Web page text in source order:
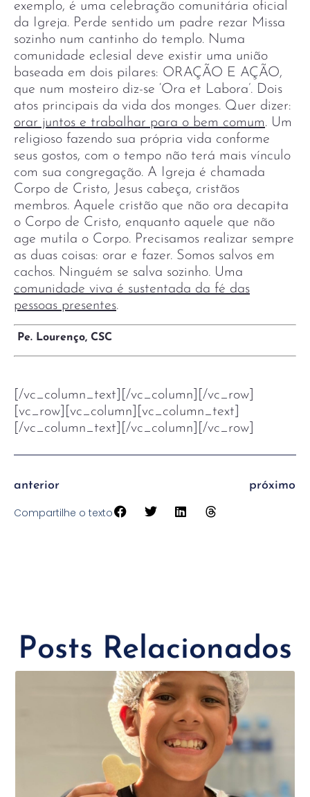
exemplo, é uma celebração comunitária oficial
da Igreja. Perde sentido um padre rezar Missa
sozinho num cantinho do templo. Numa
comunidade eclesial deve existir uma união
baseada em dois pilares: ORAÇÃO E AÇÃO,
que num mosteiro diz-se ‘Ora et Labora’. Dois
atos principais da vida dos monges. Quer dizer:
orar juntos e trabalhar para o bem comum. Um
religioso fazendo sua própria vida conforme
seus gostos, com o tempo não terá mais vínculo
com sua congregação. A Igreja é chamada
Corpo de Cristo, Jesus cabeça, cristãos
membros. Aquele cristão que não ora decapita
o Corpo de Cristo, enquanto aquele que não
age mutila o Corpo. Precisamos realizar sempre
as duas coisas: orar e fazer. Somos salvos em
cachos. Ninguém se salva sozinho. Uma
comunidade viva é sustentada da fé das
pessoas presentes.
Pe. Lourenço, CSC
[/vc_column_text][/vc_column][/vc_row]
[vc_row][vc_column][vc_column_text]
[/vc_column_text][/vc_column][/vc_row]
anterior próximo
Compartilhe o texto
Posts Relacionados